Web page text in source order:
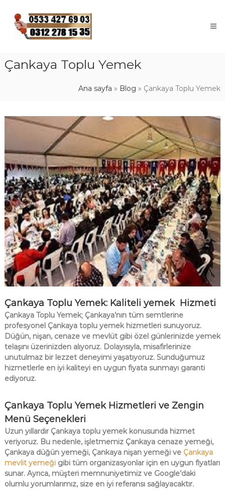
content
Çankaya Toplu Yemek
Ana sayfa » Blog » Çankaya Toplu Yemek
Çankaya Toplu Yemek: Kaliteli yemek Hizmeti
Çankaya Toplu Yemek; Çankaya’nın tüm semtlerine
profesyonel Çankaya toplu yemek hizmetleri sunuyoruz.
Düğün, nişan, cenaze ve mevlüt gibi özel günlerinizde yemek
telaşını üzerinizden alıyoruz. Dolayısıyla, misafirlerinize
unutulmaz bir lezzet deneyimi yaşatıyoruz. Sunduğumuz
hizmetlerle en iyi kaliteyi en uygun fiyata sunmayı garanti
ediyoruz.
Çankaya Toplu Yemek Hizmetleri ve Zengin
Menü Seçenekleri
Uzun yıllardır Çankaya toplu yemek konusunda hizmet
veriyoruz. Bu nedenle, işletmemiz Çankaya cenaze yemeği,
Çankaya düğün yemeği, Çankaya nişan yemeği ve Çankaya
mevlit yemeğigibi tüm organizasyonlar için en uygun fiyatları
sunar. Ayrıca, müşteri memnuniyetimiz ve Google’daki
olumlu yorumlarımız, size en iyi referansı sağlayacaktır.